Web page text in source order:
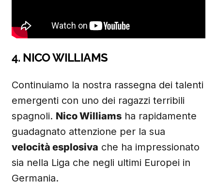
4. NICO WILLIAMS
Continuiamo la nostra rassegna dei talenti
emergenti con uno dei ragazzi terribili
spagnoli. Nico Williams ha rapidamente
guadagnato attenzione per la sua
velocità esplosiva che ha impressionato
sia nella Liga che negli ultimi Europei in
Germania.